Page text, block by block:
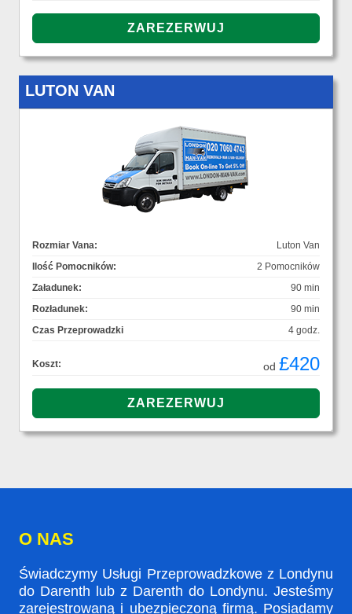
LUTON VAN
Rozmiar Vana:
Luton Van
Ilość Pomocników:
2 Pomocników
Załadunek:
90 min
Rozładunek:
90 min
Czas Przeprowadzki
4 godz.
Koszt: od £420
O NAS
Świadczymy Usługi Przeprowadzkowe z Londynu
do Darenth lub z Darenth do Londynu. Jesteśmy
zarejestrowaną i ubezpieczoną firmą. Posiadamy